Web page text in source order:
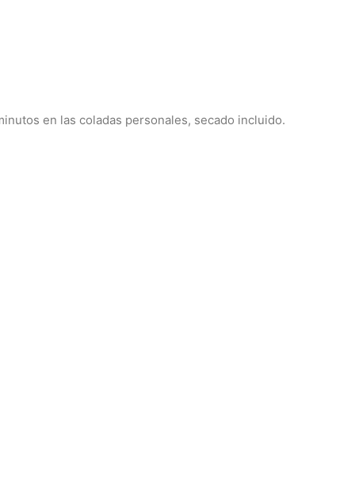
en las coladas personales, secado incluido.